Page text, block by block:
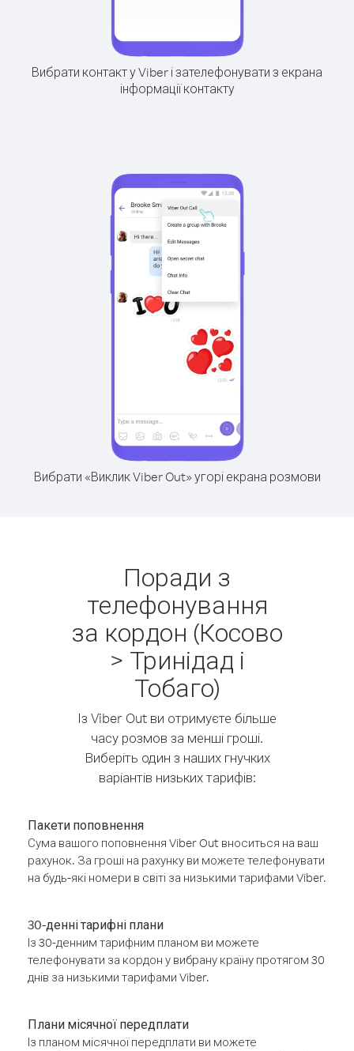
Вибрати контакт у Viber і зателефонувати з екрана
інформації контакту
Вибрати «Виклик Viber Out» угорі екрана розмови
Поради з
телефонування
за кордон (Косово
> Тринідад і
Тобаго)
Із Viber Out ви отримуєте більше
часу розмов за менші гроші.
Виберіть один з наших гнучких
варіантів низьких тарифів:
Пакети поповнення
Сума вашого поповнення Viber Out вноситься на ваш
рахунок. За гроші на рахунку ви можете телефонувати
на будь-які номери в світі за низькими тарифами Viber.
30-денні тарифні плани
Із 30-денним тарифним планом ви можете
телефонувати за кордон у вибрану країну протягом 30
днів за низькими тарифами Viber.
Плани місячної передплати
Із планом місячної передплати ви можете